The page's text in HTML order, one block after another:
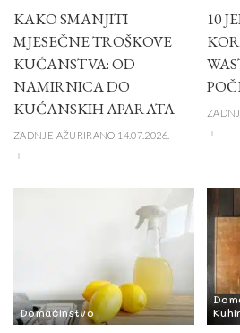
KAKO SMANJITI
MJESEČNE TROŠKOVE
KUĆANSTVA: OD
NAMIRNICA DO
KUĆANSKIH APARATA
ZADNJE AŽURIRANO 14.07.2026.
10
Domaćinstvo